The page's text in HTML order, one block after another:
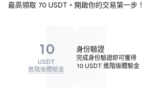
最高領取 70 USDT。開啟你的交易第一步！
10
USDT
進階版體驗金
身份驗證
完成身份驗證即可獲得
10 USDT 進階版體驗金